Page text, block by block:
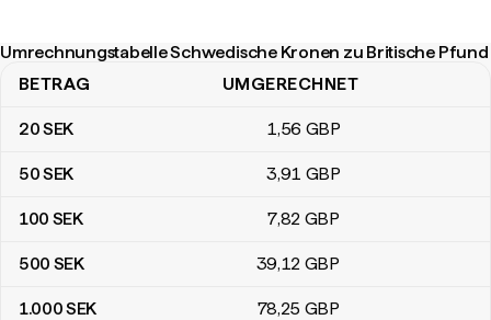
Umrechnungstabelle Schwedische Kronen zu Britische Pfund
Umrechnungstabelle Schwedische Kronen zu Britische Pfund
BETRAG UMGERECHNET
20SEK 1,56 GBP
50SEK 3,91 GBP
100 SEK 7,82 GBP
500 SEK 39,12 GBP
1.000SEK 78,25 GBP